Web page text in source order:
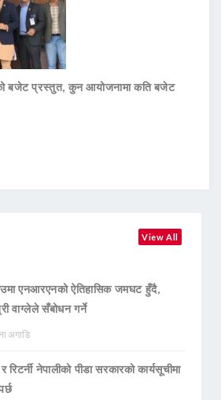
बजेट प्रस्तुत, कुन आयोजनामा कति बजेट
View All
एनआरएनको ऐतिहासिक जमघट हुँदै,
वाग्लेले सँबोधन गर्ने
अगाडि
रिटर्नी नेपालीको पीडा सरकारको कार्यसूचीमा